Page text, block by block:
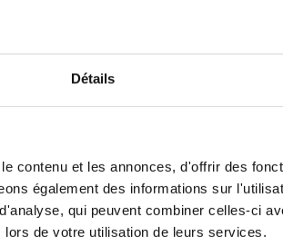
Détails
contenu et les annonces, d'offrir des
également des informations sur
qui peuvent combiner celles-ci
de votre utilisation de leurs services.
illimités
et reprise du matériel sur le
immédiat des selfies sur